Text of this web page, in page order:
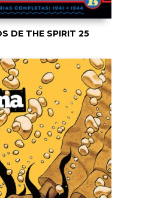
DE THE SPIRIT 25